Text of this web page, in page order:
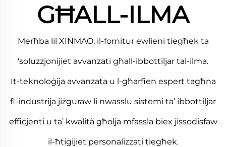
GĦALL-ILMA
Merħba lil XINMAO, il-fornitur ewlieni tiegħek ta
'soluzzjonijiet avvanzati għall-ibbottiljar tal-ilma.
It-teknoloġija avvanzata u l-għarfien espert tagħna
fl-industrija jiżguraw li nwasslu sistemi ta’ ibbottiljar
effiċjenti u ta’ kwalità għolja mfassla biex jissodisfaw
il-ħtiġijiet personalizzati tiegħek.